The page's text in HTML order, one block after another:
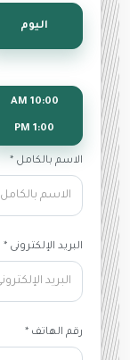
اليوم
10:00 AM
1:00 PM
الاسم بالكامل *
البريد الإلكترونى *
رقم الهاتف *